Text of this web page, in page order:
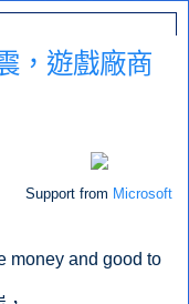
，遊戲廠商
Support from Microsoft
money and good to